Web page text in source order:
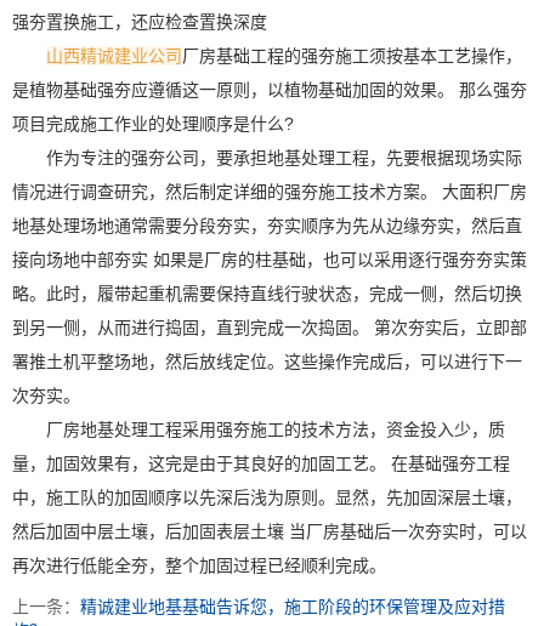
强夯置换施工，还应检查置换深度
山西精诚建业公司厂房基础工程的强夯施工须按基本工艺操作，
是植物基础强夯应遵循这一原则，以植物基础加固的效果。 那么强夯
项目完成施工作业的处理顺序是什么?
作为专注的强夯公司，要承担地基处理工程，先要根据现场实际
情况进行调查研究，然后制定详细的强夯施工技术方案。 大面积厂房
地基处理场地通常需要分段夯实，夯实顺序为先从边缘夯实，然后直
接向场地中部夯实 如果是厂房的柱基础，也可以采用逐行强夯夯实策
略。此时，履带起重机需要保持直线行驶状态，完成一侧，然后切换
到另一侧，从而进行捣固，直到完成一次捣固。 第次夯实后，立即部
署推土机平整场地，然后放线定位。这些操作完成后，可以进行下一
次夯实。
厂房地基处理工程采用强夯施工的技术方法，资金投入少，质
量，加固效果有，这完是由于其良好的加固工艺。 在基础强夯工程
中，施工队的加固顺序以先深后浅为原则。显然，先加固深层土壤，
然后加固中层土壤，后加固表层土壤 当厂房基础后一次夯实时，可以
再次进行低能全夯，整个加固过程已经顺利完成。
上一条： 精诚建业地基基础告诉您，施工阶段的环保管理及应对措